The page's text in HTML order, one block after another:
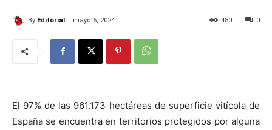
By Editorial mayo 6, 2024 0
480
El 97% de las 961.173 hectáreas de superficie vitícola de
España se encuentra en territorios protegidos por alguna